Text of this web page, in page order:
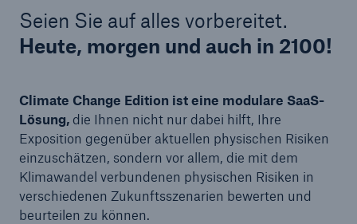
Seien Sie auf alles vorbereitet.
Heute, morgen und auch in 2100!
Climate Change Edition ist eine modulare SaaS-
Lösung,die Ihnen nicht nur dabei hilft, Ihre
Exposition gegenüber aktuellen physischen Risiken
einzuschätzen, sondern vor allem, die mit dem
Klimawandel verbundenen physischen Risiken in
verschiedenen Zukunftsszenarien bewerten und
beurteilen zu können.